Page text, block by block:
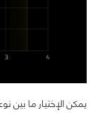
يمكن الإختيار ما بين